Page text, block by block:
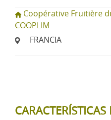
Coopérative Fruitière
COOPLIM
FRANCIA